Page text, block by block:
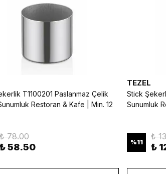
T1100201 Paslanmaz Çelik
Restoran & Kafe | Min. 12
₺ 78.00
₺ 58.50
TEZEL
Stick
Sunumluk
%11
₺
₺